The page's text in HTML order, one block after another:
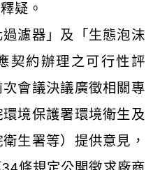
疑。
濾器」及「生態泡沫
契約辦理之可行性評
會議決議廣徵相關專
境保護署環境衛生及
生署等）提供意見，